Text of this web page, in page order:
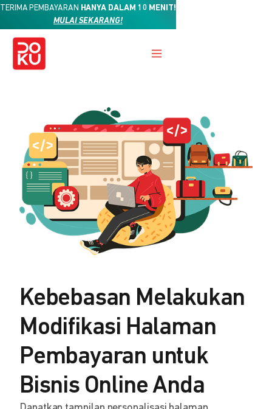
TERIMA PEMBAYARAN HANYA DALAM 10 MENIT!
MULAI SEKARANG!
Kebebasan Melakukan
Modifikasi Halaman
Pembayaran untuk
Bisnis Online Anda